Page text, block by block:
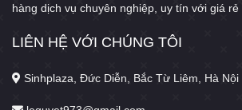
hàng dịch vụ chuyên nghiệp, uy tín với giá rẻ
LIÊN HỆ VỚI CHÚNG TÔI
Sinhplaza, Đức Diễn, Bắc Từ Liêm, Hà Nội